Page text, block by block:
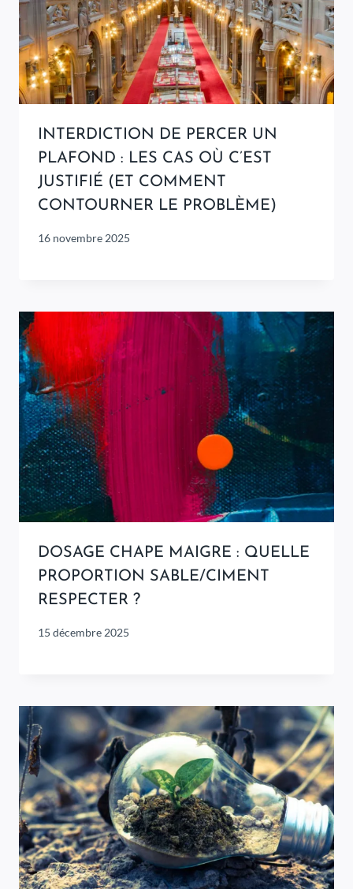
INTERDICTION DE PERCER UN
PLAFOND : LES CAS OÙ C’EST
JUSTIFIÉ (ET COMMENT
CONTOURNER LE PROBLÈME)
16 novembre 2025
DOSAGE CHAPE MAIGRE : QUELLE
PROPORTION SABLE/CIMENT
RESPECTER ?
15 décembre 2025